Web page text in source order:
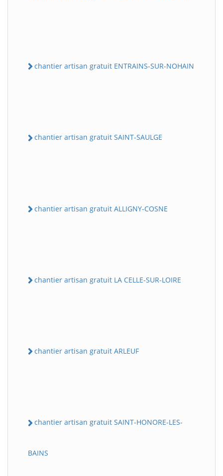
chantier artisan gratuit ENTRAINS-SUR-NOHAIN
chantier artisan gratuit SAINT-SAULGE
chantier artisan gratuit ALLIGNY-COSNE
chantier artisan gratuit LA CELLE-SUR-LOIRE
chantier artisan gratuit ARLEUF
chantier artisan gratuit SAINT-HONORE-LES-
BAINS